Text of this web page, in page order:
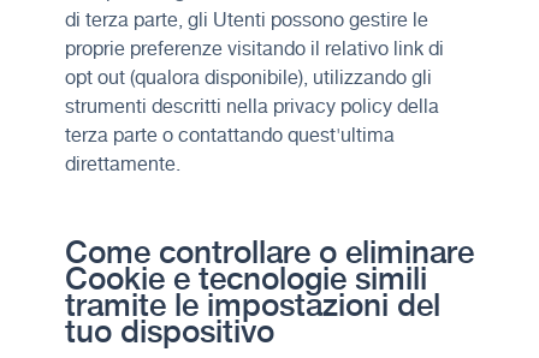
di terza parte, gli Utenti possono gestire le
proprie preferenze visitando il relativo link di
opt out (qualora disponibile), utilizzando gli
strumenti descritti nella privacy policy della
terza parte o contattando quest'ultima
direttamente.
Come controllare o eliminare
Cookie e tecnologie simili
tramite le impostazioni del
tuo dispositivo